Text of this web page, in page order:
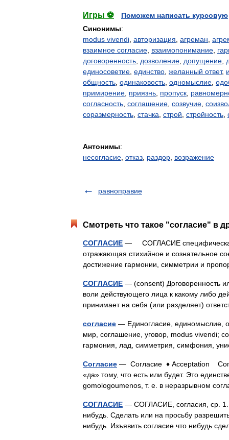
Игры ⚽
Поможем написать курсовую
Синонимы:
modus vivendi авторизация агреман
взаимное согласие взаимопонимание
договоренность дозволение допущение
единосоветие единство желанный ответ,
общность одинаковость одномыслие
примирение приязнь пропуск
согласность соглашение созвучие
соразмерность стачка строй стройность
Антонимы:
несогласие отказ раздор возражение
равноправие
Смотреть что такое "согласие" в
СОГЛАСИЕ — СОГЛАСИЕ специфическая
отражающая стихийное и сознательное
достижение гармонии, симметрии и
СОГЛАСИЕ — (consent) Договоренность
воли действующего лица к какому либо
принимает на себя (или разделяет)
согласие — Единогласие, единомыслие,
мир, соглашение, уговор, modus vivendi;
гармония, лад, симметрия, симфония,
Согласие — Согласие ♦ Acceptation
«да» тому, что есть или будет. Это
gomologoumenos, т. е. в неразрывном
СОГЛАСИЕ — СОГЛАСИЕ, согласия, ср. 1.
нибудь. Сделать или на просьбу
нибудь. Изъявить согласие что нибудь